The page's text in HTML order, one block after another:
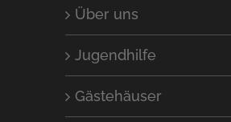
Über uns
Jugendhilfe
Gästehäuser